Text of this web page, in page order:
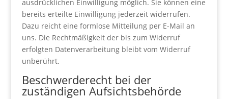
ausdrücklichen Einwilligung möglich. Sie können eine
bereits erteilte Einwilligung jederzeit widerrufen.
Dazu reicht eine formlose Mitteilung per E-Mail an
uns. Die Rechtmäßigkeit der bis zum Widerruf
erfolgten Datenverarbeitung bleibt vom Widerruf
unberührt.
Beschwerderecht bei der
zuständigen Aufsichtsbehörde